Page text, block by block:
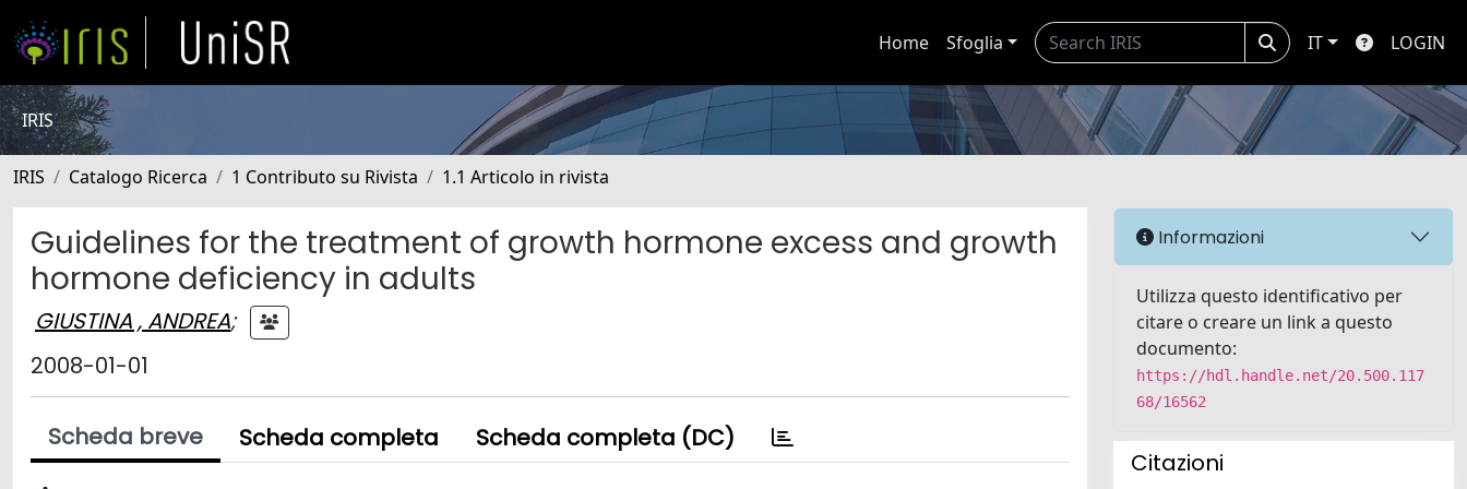
Home Sfoglia IT LOGIN
IRIS
IRIS Catalogo Ricerca 1 Contributo su Rivista 1.1 Articolo in rivista
Guidelines for the treatment of growth hormone excess and growth
hormone deficiency in adults
GIUSTINA , ANDREA;
2008-01-01
Scheda breve Scheda completa Scheda completa (DC)
Informazioni
Utilizza questo identificativo per
citare o creare un link a questo
documento:
https://hdl.handle.net/20.500.117
68/16562
Citazioni